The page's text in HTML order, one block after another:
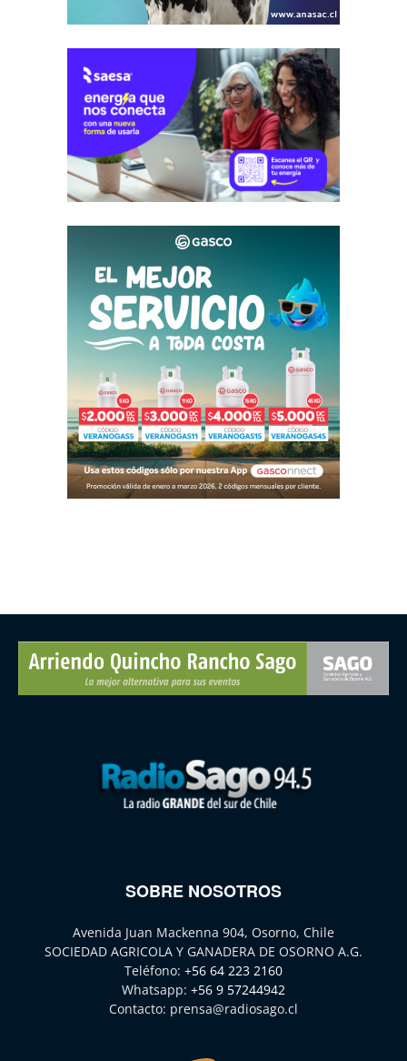
SOBRE NOSOTROS
Avenida Juan Mackenna 904, Osorno, Chile
SOCIEDAD AGRICOLA Y GANADERA DE OSORNO A.G.
Teléfono: +56 64 223 2160
Whatsapp: +56 9 57244942
Contacto: prensa@radiosago.cl